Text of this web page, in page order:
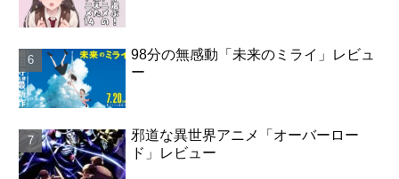
98分の無感動「未来のミライ」レビュ
ー
邪道な異世界アニメ「オーバーロー
ド」レビュー